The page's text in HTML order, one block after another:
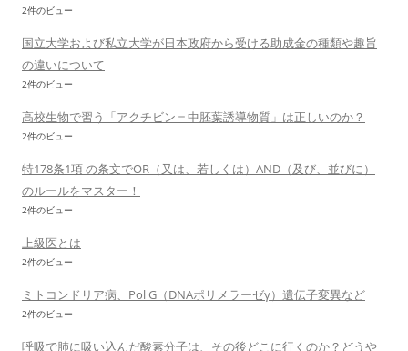
2件のビュー
国立大学および私立大学が日本政府から受ける助成金の種類や趣旨
の違いについて
2件のビュー
高校生物で習う「アクチビン＝中胚葉誘導物質」は正しいのか？
2件のビュー
特178条1項 の条文でOR（又は、若しくは）AND（及び、並びに）
のルールをマスター！
2件のビュー
上級医とは
2件のビュー
ミトコンドリア病、Pol G（DNAポリメラーゼγ）遺伝子変異など
2件のビュー
呼吸で肺に吸い込んだ酸素分子は、その後どこに行くのか？どうや